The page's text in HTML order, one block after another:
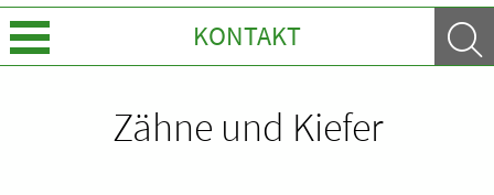
KONTAKT
Zähne und Kiefer